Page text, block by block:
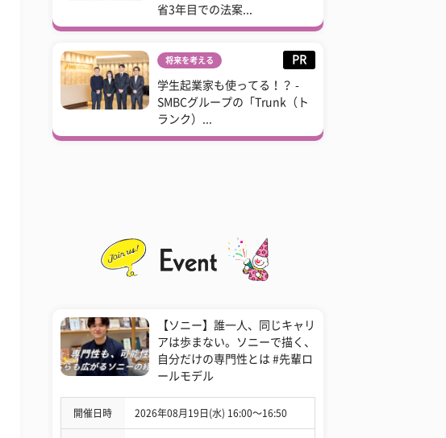
省3年目での法案...
将来を考える PR
学生起業家も使ってる！？ -
SMBCグループの「Trunk（ト
ランク）...
【ソニー】誰一人、同じキャリ
アは歩まない。ソニーで描く、
自分だけの専門性とは #先輩ロ
ールモデル
開催日時 2026年08月19日(水) 16:00〜16:50